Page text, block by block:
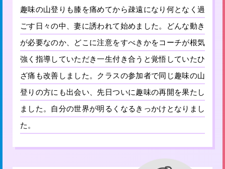
趣味の山登りも膝を痛めてから疎遠になり何となく過
ごす日々の中、妻に誘われて始めました。どんな動き
が必要なのか、どこに注意をすべきかをコーチが根気
強く指導していただき一生付き合うと覚悟していたひ
ざ痛も改善しました。クラスの参加者で同じ趣味の山
登りの方にも出会い、先日ついに趣味の再開を果たし
ました。自分の世界が明るくなるきっかけとなりまし
た。